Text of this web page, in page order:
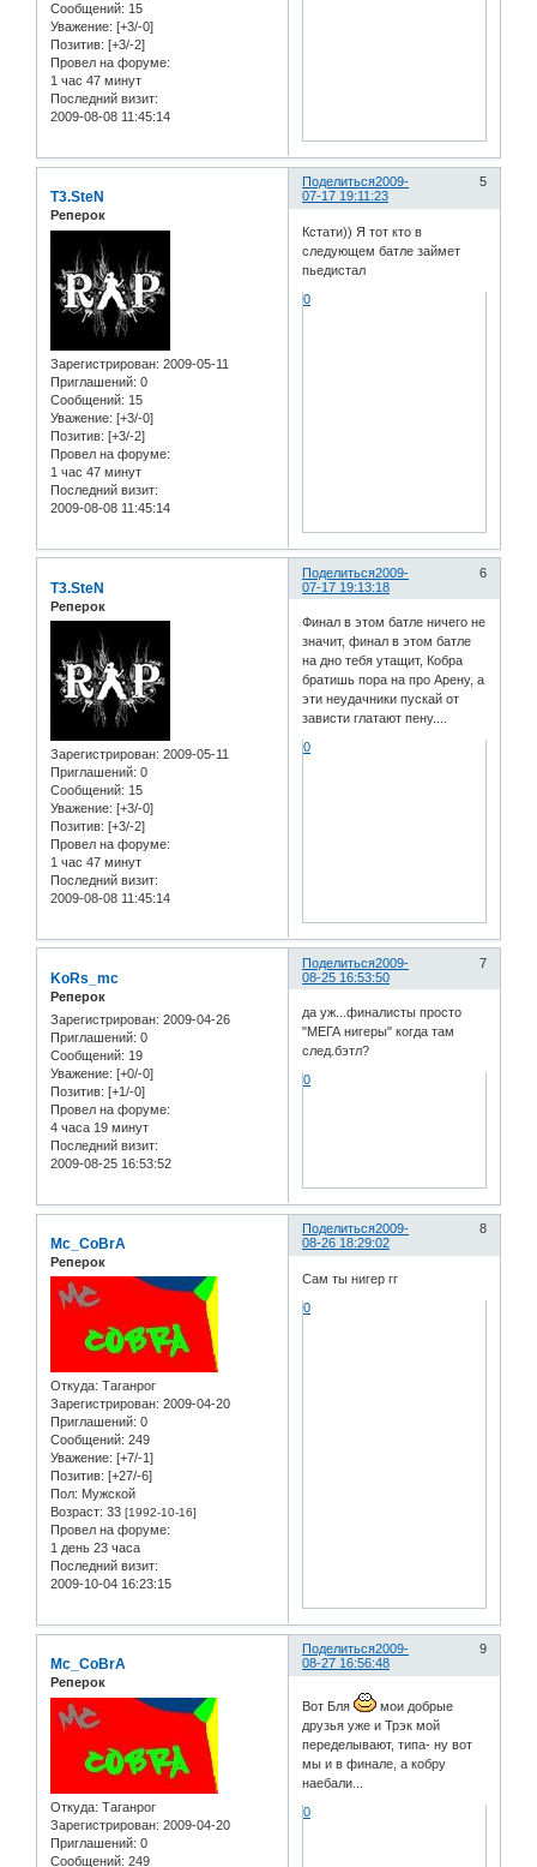
Сообщений: 15
Уважение: [+3/-0]
Позитив: [+3/-2]
Провел на форуме:
1 час 47 минут
Последний визит:
2009-08-08 11:45:14
Поделиться 5
2009-
07-17 19:11:23
T3.SteN
Реперок
Зарегистрирован: 2009-05-11
Приглашений: 0
Сообщений: 15
Уважение: [+3/-0]
Позитив: [+3/-2]
Провел на форуме:
1 час 47 минут
Последний визит:
2009-08-08 11:45:14
Кстати)) Я тот кто в
следующем батле займет
пьедистал
0
Поделиться 6
2009-
07-17 19:13:18
T3.SteN
Реперок
Зарегистрирован: 2009-05-11
Приглашений: 0
Сообщений: 15
Уважение: [+3/-0]
Позитив: [+3/-2]
Провел на форуме:
1 час 47 минут
Последний визит:
2009-08-08 11:45:14
Финал в этом батле ничего не
значит, финал в этом батле
на дно тебя утащит, Кобра
братишь пора на про Арену, а
эти неудачники пускай от
зависти глатают пену....
0
Поделиться 7
2009-
08-25 16:53:50
KoRs_mc
Реперок
Зарегистрирован: 2009-04-26
Приглашений: 0
Сообщений: 19
Уважение: [+0/-0]
Позитив: [+1/-0]
Провел на форуме:
4 часа 19 минут
Последний визит:
2009-08-25 16:53:52
да уж...финалисты просто
"МЕГА нигеры" когда там
след.бэтл?
0
Поделиться 8
2009-
08-26 18:29:02
Mc_CoBrA
Реперок
Откуда: Таганрог
Зарегистрирован: 2009-04-20
Приглашений: 0
Сообщений: 249
Уважение: [+7/-1]
Позитив: [+27/-6]
Пол: Мужской
Возраст: 33 [1992-10-16]
Провел на форуме:
1 день 23 часа
Последний визит:
2009-10-04 16:23:15
Сам ты нигер гг
0
Поделиться 9
2009-
08-27 16:56:48
Mc_CoBrA
Реперок
Откуда: Таганрог
Зарегистрирован: 2009-04-20
Приглашений: 0
Сообщений: 249
Вот Бля
мои добрые
друзья уже и Трэк мой
переделывают, типа- ну вот
мы и в финале, а кобру
наебали...
0